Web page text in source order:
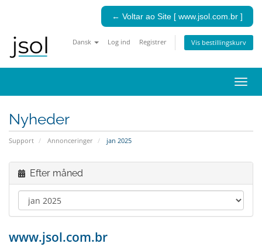
← Voltar ao Site [ www.jsol.com.br ]
Dansk Log ind Registrer Vis bestillingskurv
Skift
Nyheder
Support Annonceringer jan 2025
Efter måned
www.jsol.com.br